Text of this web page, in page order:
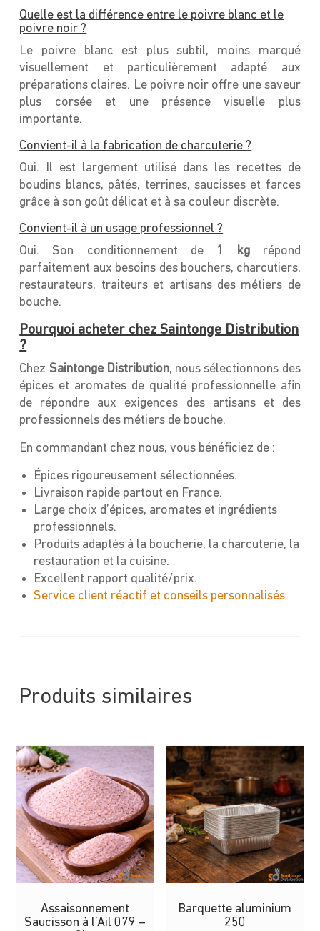
Quelle est la différence entre le poivre blanc et le
poivre noir ?
Le poivre blanc est plus subtil, moins marqué
visuellement et particulièrement adapté aux
préparations claires. Le poivre noir offre une saveur
plus corsée et une présence visuelle plus
importante.
Convient-il à la fabrication de charcuterie ?
Oui. Il est largement utilisé dans les recettes de
boudins blancs, pâtés, terrines, saucisses et farces
grâce à son goût délicat et à sa couleur discrète.
Convient-il à un usage professionnel ?
Oui. Son conditionnement de 1 kgrépond
parfaitement aux besoins des bouchers, charcutiers,
restaurateurs, traiteurs et artisans des métiers de
bouche.
Pourquoi acheter chez Saintonge Distribution
?
Chez Saintonge Distribution, nous sélectionnons des
épices et aromates de qualité professionnelle afin
de répondre aux exigences des artisans et des
professionnels des métiers de bouche.
En commandant chez nous, vous bénéficiez de :
Épices rigoureusement sélectionnées.
Livraison rapide partout en France.
Large choix d’épices, aromates et ingrédients
professionnels.
Produits adaptés à la boucherie, la charcuterie, la
restauration et la cuisine.
Excellent rapport qualité/prix.
Service client réactif et conseils personnalisés.
Produits similaires
Assaisonnement
Saucisson à l’Ail 079 –
Barquette aluminium
250